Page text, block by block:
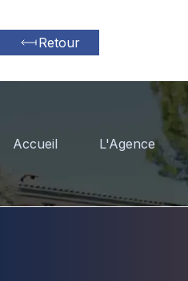
Retour
Accueil L'Agence